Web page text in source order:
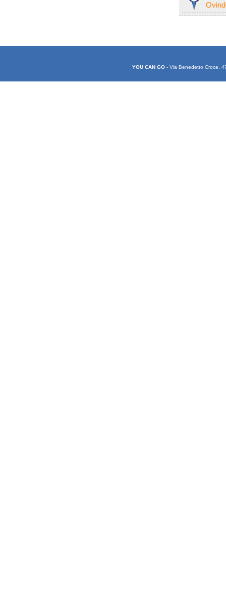
YOU CAN GO - Via Benedetto Croce,